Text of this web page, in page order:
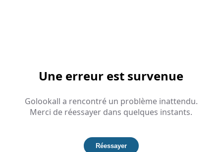
Une erreur est survenue
Golookall a rencontré un problème inattendu.
Merci de réessayer dans quelques instants.
Réessayer